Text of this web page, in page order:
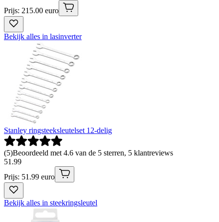
Prijs: 215.00 euro
Bekijk alles in lasinverter
Stanley ringsteeksleutelset 12-delig
(5)Beoordeeld met 4.6 van de 5 sterren, 5 klantreviews
51 .99
Prijs: 51.99 euro
Bekijk alles in steekringsleutel